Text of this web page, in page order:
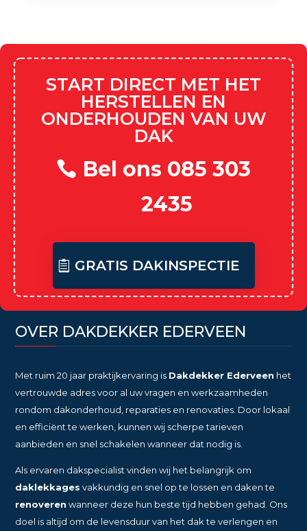
START DIRECT MET HET
HERSTELLEN EN
ONDERHOUDEN VAN UW
DAK
Bel ons 085 303
2435
GRATIS DAKINSPECTIE
OVER DAKDEKKER EDERVEEN
Met ruim 20 jaar praktijkervaring is Dakdekker Ederveen het
vertrouwde adres voor al uw vragen en werkzaamheden
rondom dakonderhoud, reparaties en renovaties. Door lokaal
en efficiënt te werken, kunnen wij scherpe tarieven
aanbieden en snel schakelen wanneer dat nodig is.
Als ervaren dakspecialist vinden wij het belangrijk om
daklekkages vakkundig en snel op te lossen en daken te
renoveren wanneer deze hun beste tijd hebben gehad. Ons
doel is altijd om de levensduur van het dak te verlengen en